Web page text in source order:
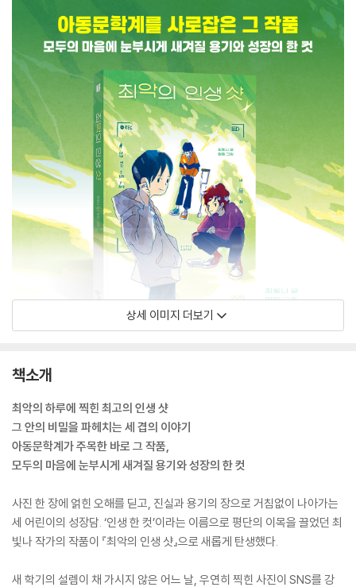
상세 이미지 더보기
책소개
최악의 하루에 찍힌 최고의 인생 샷
그 안의 비밀을 파헤치는 세 겹의 이야기
아동문학계가 주목한 바로 그 작품,
모두의 마음에 눈부시게 새겨질 용기와 성장의 한 컷
사진 한 장에 얽힌 오해를 딛고, 진실과 용기의 장으로 거침없이 나아가는
세 어린이의 성장담. ‘인생 한 컷’이라는 이름으로 평단의 이목을 끌었던 최
빛나 작가의 작품이 『최악의 인생 샷』으로 새롭게 탄생했다.
새 학기의 설렘이 채 가시지 않은 어느 날, 우연히 찍힌 사진이 SNS를 강